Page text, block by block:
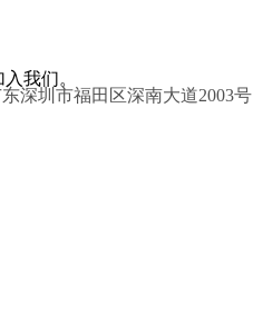
我们。
深圳市福田区深南大道2003号